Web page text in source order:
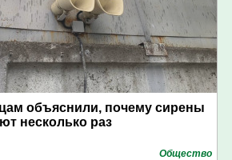
объяснили, почему сирены
несколько раз
Общество